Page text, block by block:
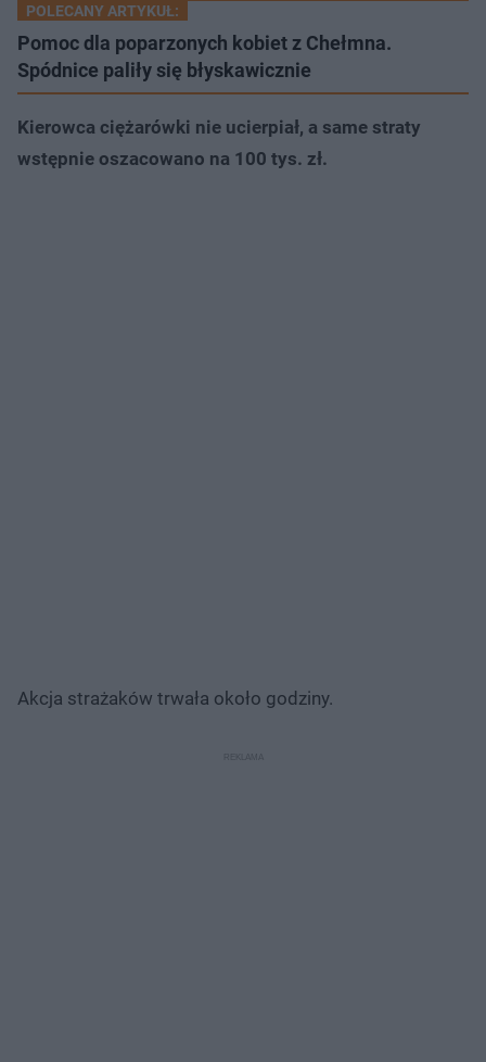
POLECANY ARTYKUŁ:
Pomoc dla poparzonych kobiet z Chełmna.
Spódnice paliły się błyskawicznie
Kierowca ciężarówki nie ucierpiał, a same straty
wstępnie oszacowano na 100 tys. zł.
Akcja strażaków trwała około godziny.